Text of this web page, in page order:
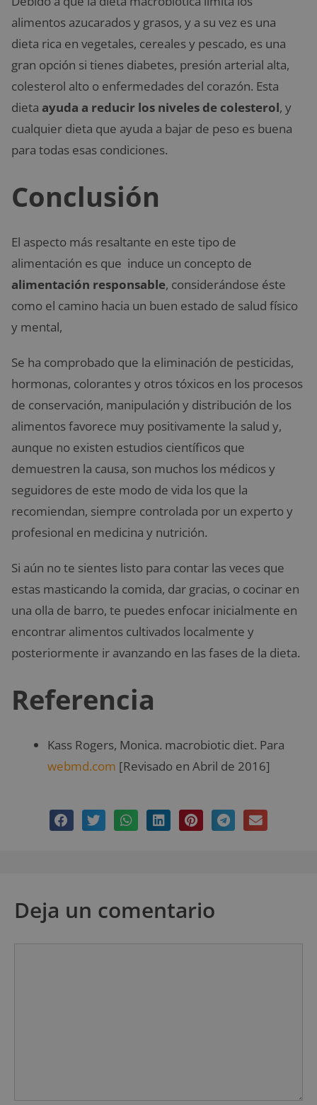
alimentos azucarados y grasos, y a su vez es una
dieta rica en vegetales, cereales y pescado, es una
gran opción si tienes diabetes, presión arterial alta,
colesterol alto o enfermedades del corazón. Esta
dieta ayuda a reducir los niveles de colesterol, y
cualquier dieta que ayuda a bajar de peso es buena
para todas esas condiciones.
Conclusión
El aspecto más resaltante en este tipo de
alimentación es que induce un concepto de
alimentación responsable, considerándose éste
como el camino hacia un buen estado de salud físico
y mental,
Se ha comprobado que la eliminación de pesticidas,
hormonas, colorantes y otros tóxicos en los procesos
de conservación, manipulación y distribución de los
alimentos favorece muy positivamente la salud y,
aunque no existen estudios científicos que
demuestren la causa, son muchos los médicos y
seguidores de este modo de vida los que la
recomiendan, siempre controlada por un experto y
profesional en medicina y nutrición.
Si aún no te sientes listo para contar las veces que
estas masticando la comida, dar gracias, o cocinar en
una olla de barro, te puedes enfocar inicialmente en
encontrar alimentos cultivados localmente y
posteriormente ir avanzando en las fases de la dieta.
Referencia
Kass Rogers, Monica. macrobiotic diet. Para
webmd.com [Revisado en Abril de 2016]
Deja un comentario